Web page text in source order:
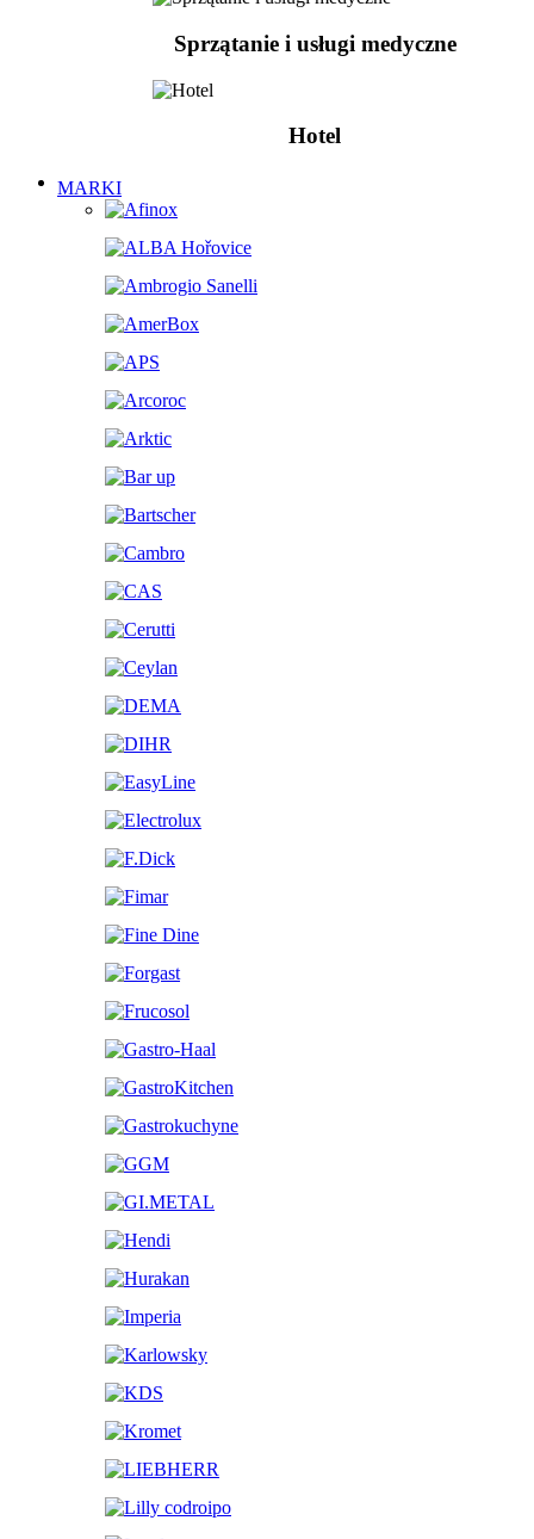
Sprzątanie i usługi medyczne
Hotel
MARKI